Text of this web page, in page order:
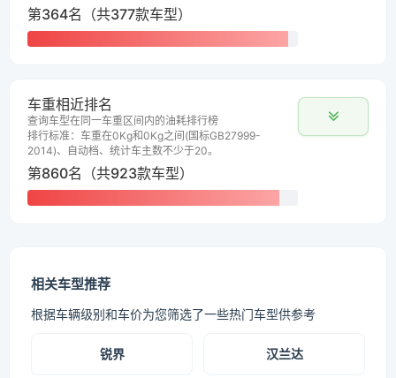
第364名（共377款车型）
车重相近排名
查询车型在同一车重区间内的油耗排行榜
排行标准：车重在0Kg和0Kg之间(国标GB27999-
2014)、自动档、统计车主数不少于20。
第860名（共923款车型）
相关车型推荐
根据车辆级别和车价为您筛选了一些热门车型供参考
锐界 汉兰达